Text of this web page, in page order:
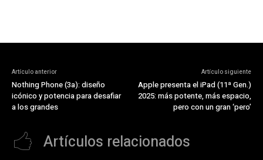
Artículo anterior
Nothing Phone (3a): diseño
icónico y potencia para desafiar
a los grandes
Artículo siguiente
Apple presenta el iPad (11ª Gen.)
2025: más potente, más espacio,
pero con un gran ‘pero’
Artículos relacionados